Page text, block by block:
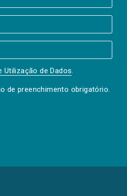
Utilização de Dados.
de preenchimento obrigatório.